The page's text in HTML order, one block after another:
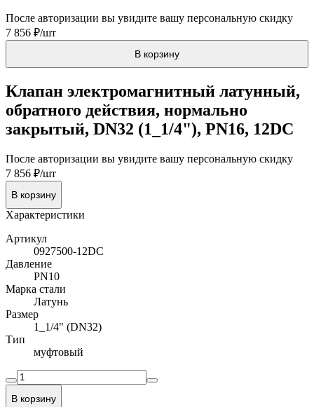
После авторизации вы увидите вашу персональную скидку
7 856 ₽/шт
В корзину
Клапан электромагнитный латунный,
обратного действия, нормально
закрытый, DN32 (1_1/4"), PN16, 12DC
После авторизации вы увидите вашу персональную скидку
7 856 ₽/шт
В корзину
Характеристики
Артикул
0927500-12DC
Давление
PN10
Марка стали
Латунь
Размер
1_1/4" (DN32)
Тип
муфтовый
В корзину